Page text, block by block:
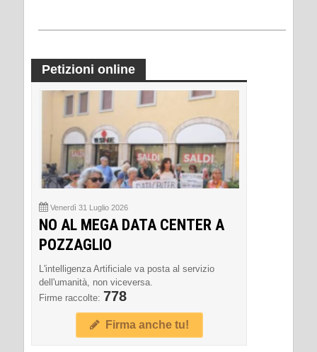
Petizioni online
Venerdì 31 Luglio 2026
NO AL MEGA DATA CENTER A
POZZAGLIO
L'intelligenza Artificiale va posta al servizio
dell'umanità, non viceversa.
Firme raccolte: 778
Firma anche tu!